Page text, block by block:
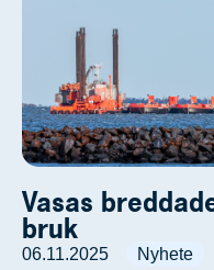
Vasas
bruk
06.11.2025
Nyhete